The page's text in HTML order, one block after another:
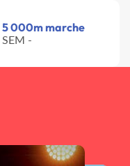
5 000m marche
SEM -